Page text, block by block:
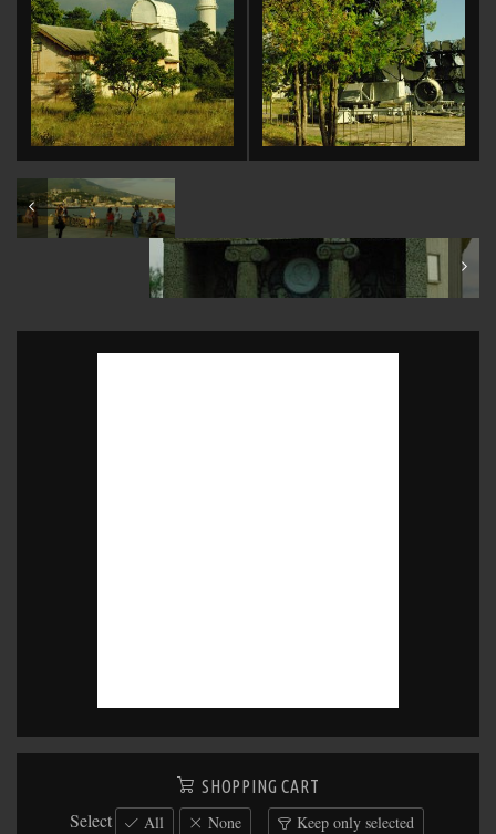
Crimea: Yalta
Crimea: Kara-Tobe archaeological site
SHOPPING CART
Select All None Keep only selected